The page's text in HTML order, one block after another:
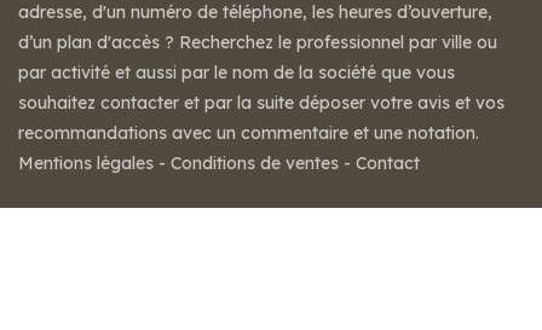
adresse, d'un numéro de téléphone, les heures d’ouverture,
d’un plan d'accès ? Recherchez le professionnel par ville ou
par activité et aussi par le nom de la société que vous
souhaitez contacter et par la suite déposer votre avis et vos
recommandations avec un commentaire et une notation.
Mentions légales - Conditions de ventes - Contact